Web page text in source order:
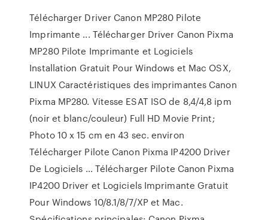
Télécharger Driver Canon MP280 Pilote
Imprimante ... Télécharger Driver Canon Pixma
MP280 Pilote Imprimante et Logiciels
Installation Gratuit Pour Windows et Mac OSX,
LINUX Caractéristiques des imprimantes Canon
Pixma MP280. Vitesse ESAT ISO de 8,4/4,8 ipm
(noir et blanc/couleur) Full HD Movie Print;
Photo 10 x 15 cm en 43 sec. environ
Télécharger Pilote Canon Pixma IP4200 Driver
De Logiciels ... Télécharger Pilote Canon Pixma
IP4200 Driver et Logiciels Imprimante Gratuit
Pour Windows 10/8.1/8/7/XP et Mac.